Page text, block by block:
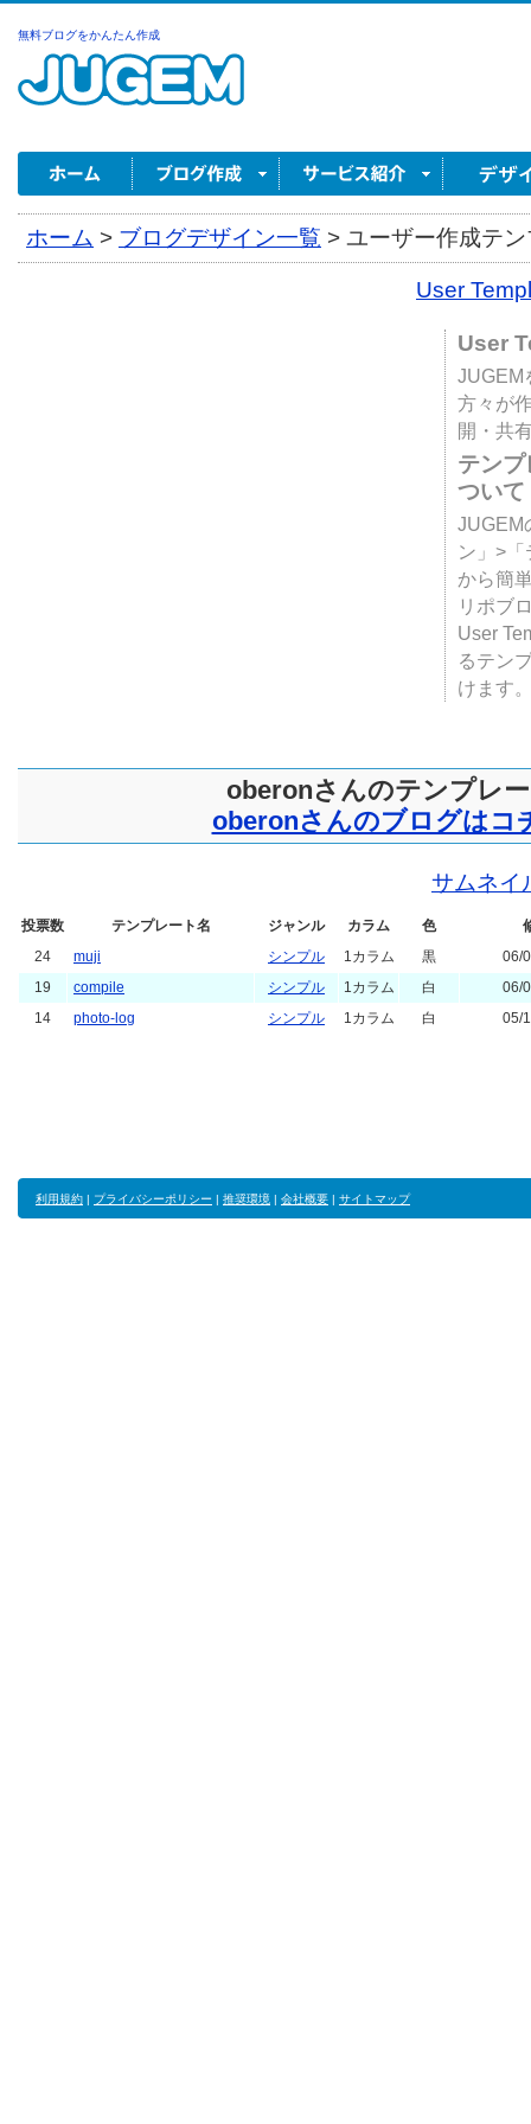
無料ブログをかんたん作成
ホーム > ブログデザイン一覧 > ユーザー作成テ
User
User
JUGEM
方々が
開・共
テン
ついて
JUGEM
ン」>
から簡
リポブ
User
るテン
けます
oberonさんのテンプレ
oberonさんのブログはコ
サムネイ
投票数 テンプレート名 ジャンル カラム 色
24
muji シンプル 1カラム 黒
06/
19
compile シンプル 1カラム 白
06/
14
photo-log シンプル 1カラム 白 05/
利用規約 | プライバシーポリシー | 推奨環境 | 会社概要 | サイトマップ